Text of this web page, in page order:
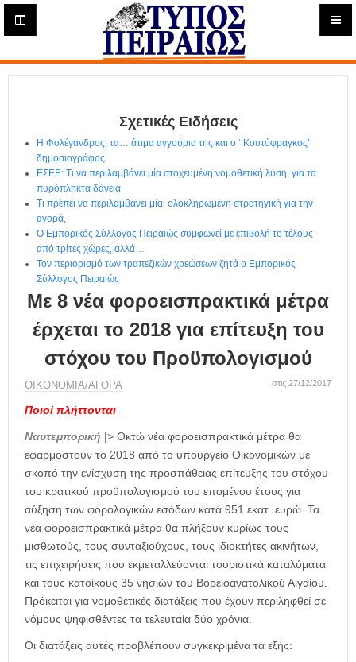
Η
ε
ρ
Σχετικές Ειδήσεις
Η Φολέγανδρος, τα… άτιμα αγγούρια της και ο ‘’Κουτόφραγκος’’
δημοσιογράφος
ΕΣΕΕ: Τι να περιλαμβάνει μία στοχευμένη νομοθετική λύση, για τα
πυρόπληκτα δάνεια
Τι πρέπει να περιλαμβάνει μία ολοκληρωμένη στρατηγική για την
αγορά,
Ο Εμπορικός Σύλλογος Πειραιώς συμφωνεί με επιβολή το τέλους
από τρίτες χώρες, αλλά…
Τον περιορισμό των τραπεζικών χρεώσεων ζητά ο Εμπορικός
Σύλλογος Πειραιώς
Με 8 νέα φοροεισπρακτικά μέτρα
έρχεται το 2018 για επίτευξη του
στόχου του Προϋπολογισμού
ΟΙΚΟΝΟΜΙΑ/ΑΓΟΡΑ στις 27/12/2017
Ποιοί πλήττονται
Ναυτεμπορική |> Οκτώ νέα φοροεισπρακτικά μέτρα θα
εφαρμοστούν το 2018 από το υπουργείο Οικονομικών με
σκοπό την ενίσχυση της προσπάθειας επίτευξης του στόχου
του κρατικού προϋπολογισμού του επομένου έτους για
αύξηση των φορολογικών εσόδων κατά 951 εκατ. ευρώ. Τα
νέα φοροεισπρακτικά μέτρα θα πλήξουν κυρίως τους
μισθωτούς, τους συνταξιούχους, τους ιδιοκτήτες ακινήτων,
τις επιχειρήσεις που εκμεταλλεύονται τουριστικά καταλύματα
και τους κατοίκους 35 νησιών του Βορειοανατολικού Αιγαίου.
Πρόκειται για νομοθετικές διατάξεις που έχουν περιληφθεί σε
νόμους ψηφισθέντες τα τελευταία δύο χρόνια.
Οι διατάξεις αυτές προβλέπουν συγκεκριμένα τα εξής: